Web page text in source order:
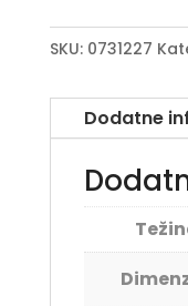
160-
količina
SKU: 0731227
Dodatne